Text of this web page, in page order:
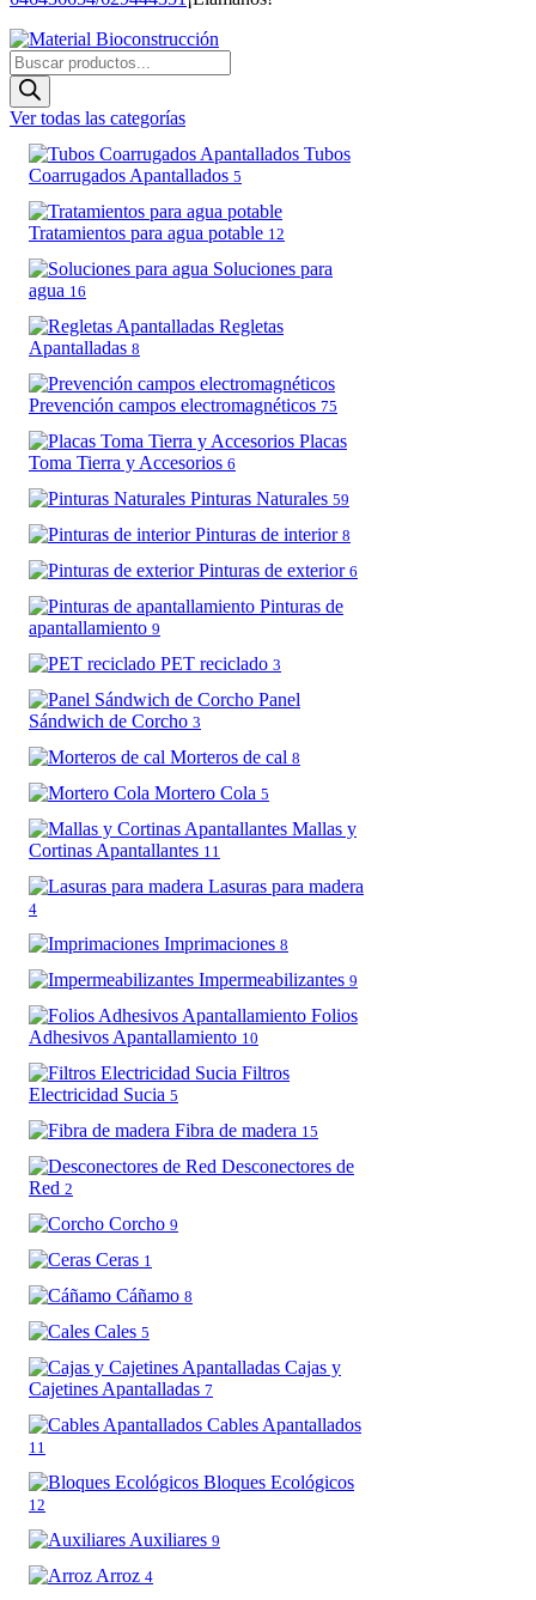
Búsqueda
de
productos
Ver todas las categorías
Tubos
Coarrugados Apantallados 5
Tratamientos para agua potable 12
Soluciones para
agua 16
Regletas
Apantalladas 8
Prevención campos electromagnéticos 75
Placas
Toma Tierra y Accesorios 6
Pinturas Naturales 59
Pinturas de interior 8
Pinturas de exterior 6
Pinturas de
apantallamiento 9
PET reciclado 3
Panel
Sándwich de Corcho 3
Morteros de cal 8
Mortero Cola 5
Mallas y
Cortinas Apantallantes 11
Lasuras para madera
4
Imprimaciones 8
Impermeabilizantes 9
Folios
Adhesivos Apantallamiento 10
Filtros
Electricidad Sucia 5
Fibra de madera 15
Desconectores de
Red 2
Corcho 9
Ceras 1
Cáñamo 8
Cales 5
Cajas y
Cajetines Apantalladas 7
Cables Apantallados
11
Bloques Ecológicos
12
Auxiliares 9
Arroz 4